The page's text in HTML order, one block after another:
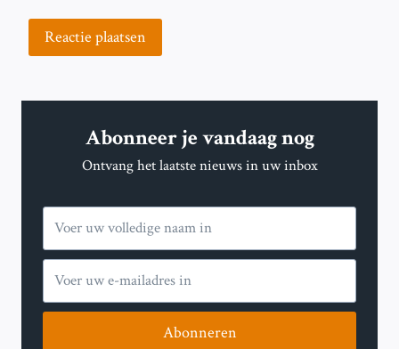
Abonneer je vandaag nog
Ontvang het laatste nieuws in uw inbox
Abonneren